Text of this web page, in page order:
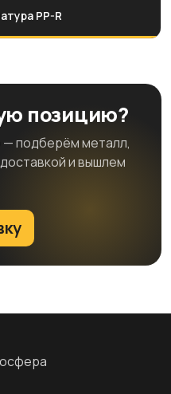
PP-R
позицию?
подберём металл,
и вышлем